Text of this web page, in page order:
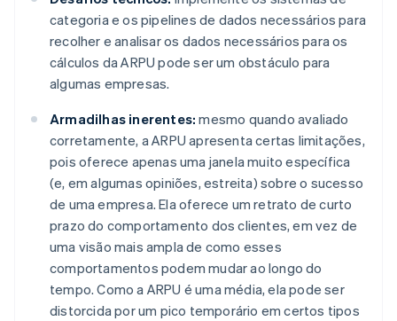
categoria e os pipelines de dados necessários para
recolher e analisar os dados necessários para os
cálculos da ARPU pode ser um obstáculo para
algumas empresas.
Armadilhas inerentes: mesmo quando avaliado
corretamente, a ARPU apresenta certas limitações,
pois oferece apenas uma janela muito específica
(e, em algumas opiniões, estreita) sobre o sucesso
de uma empresa. Ela oferece um retrato de curto
prazo do comportamento dos clientes, em vez de
uma visão mais ampla de como esses
comportamentos podem mudar ao longo do
tempo. Como a ARPU é uma média, ela pode ser
distorcida por um pico temporário em certos tipos